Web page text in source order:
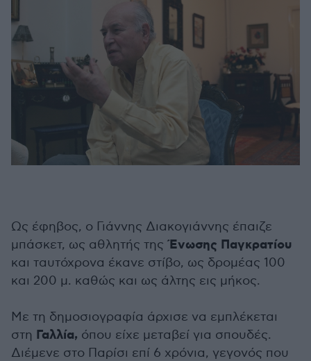
Ως έφηβος, ο Γιάννης Διακογιάννης έπαιζε
μπάσκετ, ως αθλητής της Ένωσης Παγκρατίου
και ταυτόχρονα έκανε στίβο, ως δρομέας 100
και 200 μ. καθώς και ως άλτης εις μήκος.
Με τη δημοσιογραφία άρχισε να εμπλέκεται
στη Γαλλία, όπου είχε μεταβεί για σπουδές.
Διέμενε στο Παρίσι επί 6 χρόνια, γεγονός που